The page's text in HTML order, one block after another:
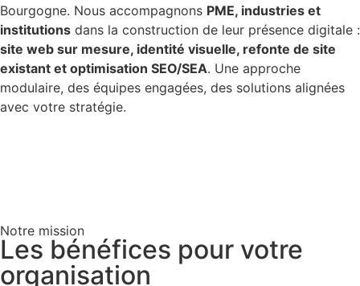
Bourgogne. Nous accompagnons PME, industries et
institutions dans la construction de leur présence digitale :
site web sur mesure, identité visuelle, refonte de site
existant et optimisation SEO/SEA. Une approche
modulaire, des équipes engagées, des solutions alignées
avec votre stratégie.
Notre mission
Les bénéfices pour votre
organisation